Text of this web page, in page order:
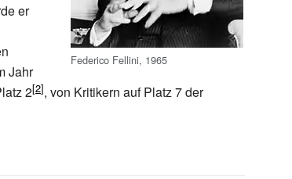
Federico Fellini, 1965
er
Jahr
2
, von Kritikern auf Platz 7 der